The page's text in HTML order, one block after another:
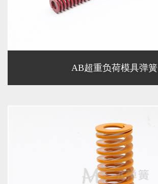
AB超重负荷模具弹簧